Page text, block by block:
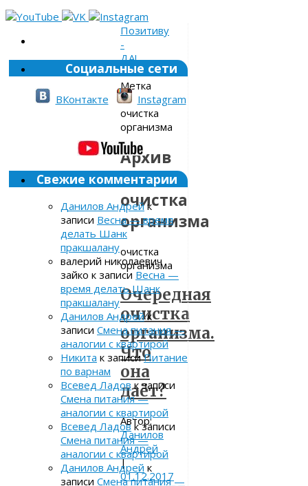
Позитиву
-
ДА!
»
Метка
»
очистка
организма
Архив
метки:
очистка
организма
очистка
организма
Очередная
очистка
организма.
Что
она
даёт?
Автор:
Данилов
Андрей
|
01.12.2017
Социальные сети
ВКонтакте Instagram
Свежие комментарии
Данилов Андрейк
записи Весна — время
делать Шанк
пракшалану
валерий николаевич
зайко к записи Весна —
время делать Шанк
пракшалану
Данилов Андрейк
записи Смена питания —
аналогии с квартирой
Никита к записиПитание
по варнам
Всевед Ладовк записи
Смена питания —
аналогии с квартирой
Всевед Ладов к записи
Смена питания —
аналогии с квартирой
Данилов Андрей к
записи Смена питания —